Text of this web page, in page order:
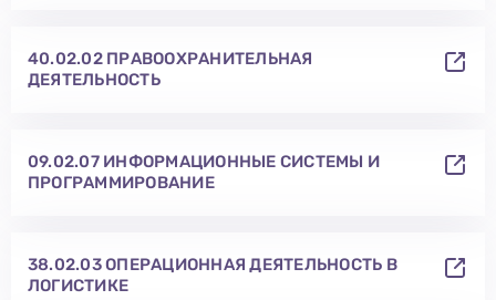
40.02.02 ПРАВООХРАНИТЕЛЬНАЯ
ДЕЯТЕЛЬНОСТЬ
09.02.07 ИНФОРМАЦИОННЫЕ СИСТЕМЫ И
ПРОГРАММИРОВАНИЕ
38.02.03 ОПЕРАЦИОННАЯ ДЕЯТЕЛЬНОСТЬ В
ЛОГИСТИКЕ